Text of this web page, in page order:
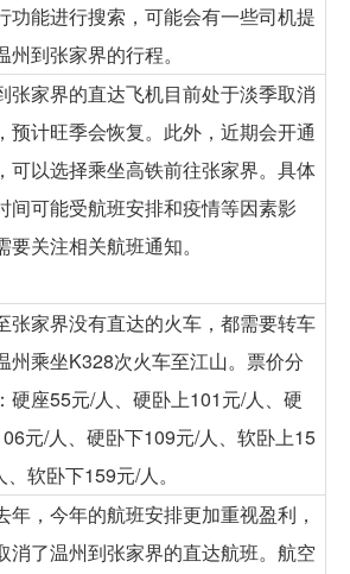
功能进行搜索，可能会有一些司机提
州到张家界的行程。
张家界的直达飞机目前处于淡季取消
预计旺季会恢复。此外，近期会开通
可以选择乘坐高铁前往张家界。具体
间可能受航班安排和疫情等因素影
要关注相关航班通知。
张家界没有直达的火车，都需要转车
州乘坐K328次火车至江山。票价分
硬座55元/人、硬卧上101元/人、硬
元/人、硬卧下109元/人、软卧上15
软卧下159元/人。
年，今年的航班安排更加重视盈利，
消了温州到张家界的直达航班。航空